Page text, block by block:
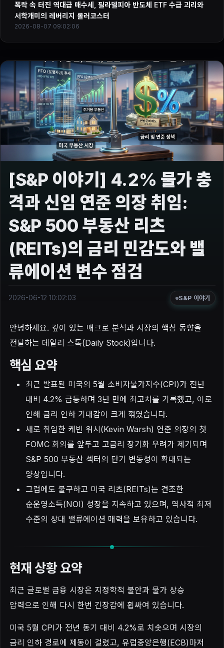
폭락 속 터진 역대급 매수세, 필라델피아 반도체 ETF 수급 괴리와
서학개미의 레버리지 롤러코스터
2026-08-07 09:02:06
[S&P 이야기] 4.2% 물가 충
격과 신임 연준 의장 취임:
S&P 500 부동산 리츠
(REITs)의 금리 민감도와 밸
류에이션 변수 점검
2026-06-12 10:02:03 S&P 이야기
안녕하세요. 깊이 있는 매크로 분석과 시장의 핵심 동향을
전달하는 데일리 스톡(Daily Stock)입니다.
핵심 요약
최근 발표된 미국의 5월 소비자물가지수(CPI)가 전년
대비 4.2% 급등하며 3년 만에 최고치를 기록했고, 이로
인해 금리 인하 기대감이 크게 꺾였습니다.
새로 취임한 케빈 워시(Kevin Warsh) 연준 의장의 첫
FOMC 회의를 앞두고 고금리 장기화 우려가 제기되며
S&P 500 부동산 섹터의 단기 변동성이 확대되는
양상입니다.
그럼에도 불구하고 미국 리츠(REITs)는 견조한
순운영소득(NOI) 성장을 지속하고 있으며, 역사적 최저
수준의 상대 밸류에이션 매력을 보유하고 있습니다.
현재 상황 요약
최근 글로벌 금융 시장은 지정학적 불안과 물가 상승
압력으로 인해 다시 한번 긴장감에 휩싸여 있습니다.
미국 5월 CPI가 전년 동기 대비 4.2%로 치솟으며 시장의
금리 인하 경로에 제동이 걸렸고, 유럽중앙은행(ECB)마저